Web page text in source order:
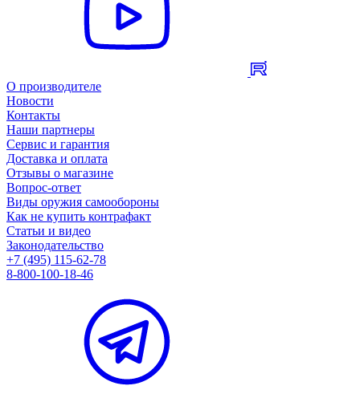
О производителе
Новости
Контакты
Наши партнеры
Сервис и гарантия
Доставка и оплата
Отзывы о магазине
Вопрос-ответ
Виды оружия самообороны
Как не купить контрафакт
Статьи и видео
Законодательство
+7 (495) 115-62-78
8-800-100-18-46